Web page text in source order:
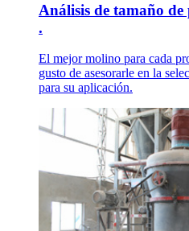
Análisis de tamaño
.
El mejor molino para cada
gusto de asesorarle en la
para su aplicación.